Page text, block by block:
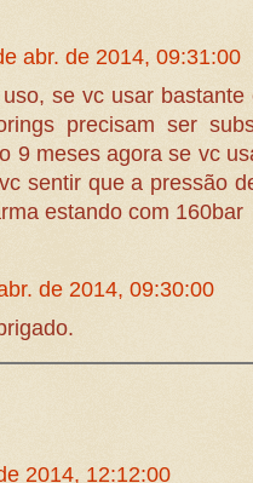
abr. de 2014, 09:31:00
se vc usar
precisam ser
9 meses agora se vc
sentir que a pressão
estando com 160bar
de 2014, 09:30:00
2014, 12:12:00